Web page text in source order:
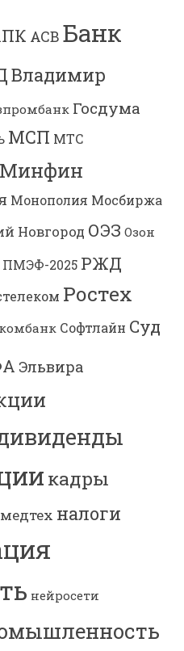
АСВ Банк
Владимир
Госдума
МСП МТС
Минфин
Монополия Мосбиржа
Новгород ОЭЗ Озон
ПМЭФ-2025 РЖД
Ростех
Софтлайн Суд
Эльвира
кадры
медтех налоги
нейросети